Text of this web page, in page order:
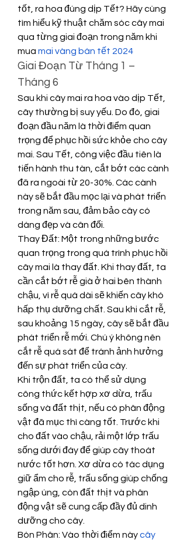
tốt, ra hoa đúng dịp Tết? Hãy cùng
tìm hiểu kỹ thuật chăm sóc cây mai
qua từng giai đoạn trong năm khi
mua mai vàng bán tết 2024
Giai Đoạn Từ Tháng 1 –
Tháng 6
Sau khi cây mai ra hoa vào dịp Tết,
cây thường bị suy yếu. Do đó, giai
đoạn đầu năm là thời điểm quan
trọng để phục hồi sức khỏe cho cây
mai. Sau Tết, công việc đầu tiên là
tiến hành thu tàn, cắt bớt các cành
đã ra ngoài từ 20-30%. Các cành
này sẽ bắt đầu mọc lại và phát triển
trong năm sau, đảm bảo cây có
dáng đẹp và cân đối.
Thay Đất: Một trong những bước
quan trọng trong quá trình phục hồi
cây mai là thay đất. Khi thay đất, ta
cần cắt bớt rễ già ở hai bên thành
chậu, vì rễ quá dài sẽ khiến cây khó
hấp thụ dưỡng chất. Sau khi cắt rễ,
sau khoảng 15 ngày, cây sẽ bắt đầu
phát triển rễ mới. Chú ý không nên
cắt rễ quá sát để tránh ảnh hưởng
đến sự phát triển của cây.
Khi trộn đất, ta có thể sử dụng
công thức kết hợp xơ dừa, trấu
sống và đất thịt, nếu có phân động
vật đã mục thì càng tốt. Trước khi
cho đất vào chậu, rải một lớp trấu
sống dưới đáy để giúp cây thoát
nước tốt hơn. Xơ dừa có tác dụng
giữ ẩm cho rễ, trấu sống giúp chống
ngập úng, còn đất thịt và phân
động vật sẽ cung cấp đầy đủ dinh
dưỡng cho cây.
Bón Phân: Vào thời điểm này cây